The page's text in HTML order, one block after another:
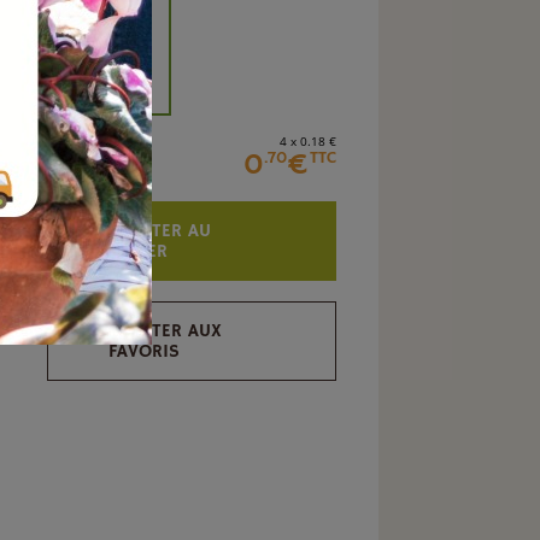
+
4 x 0.18 €
0.70€TTC
AJOUTER AU
PANIER
AJOUTER AUX
FAVORIS